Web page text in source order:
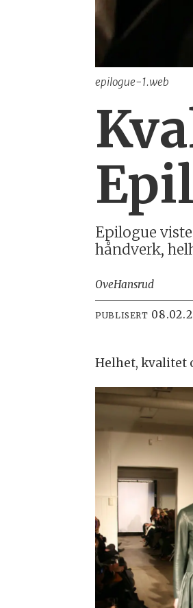
epilogue-1.web
Epilogue
håndverk,
OveHansrud
PUBLISERT
Helhet, kvalitet